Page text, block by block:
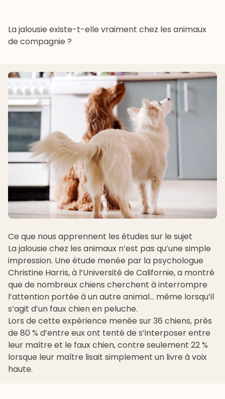
La jalousie existe-t-elle vraiment chez les animaux
de compagnie ?
Ce que nous apprennent les études sur le sujet
La jalousie chez les animaux n’est pas qu’une simple
impression. Une étude menée par la psychologue
Christine Harris, à l’Université de Californie, a montré
que de nombreux chiens cherchent à interrompre
l’attention portée à un autre animal… même lorsqu’il
s’agit d’un faux chien en peluche.
Lors de cette expérience menée sur 36 chiens, près
de 80 % d’entre eux ont tenté de s’interposer entre
leur maître et le faux chien, contre seulement 22 %
lorsque leur maître lisait simplement un livre à voix
haute.